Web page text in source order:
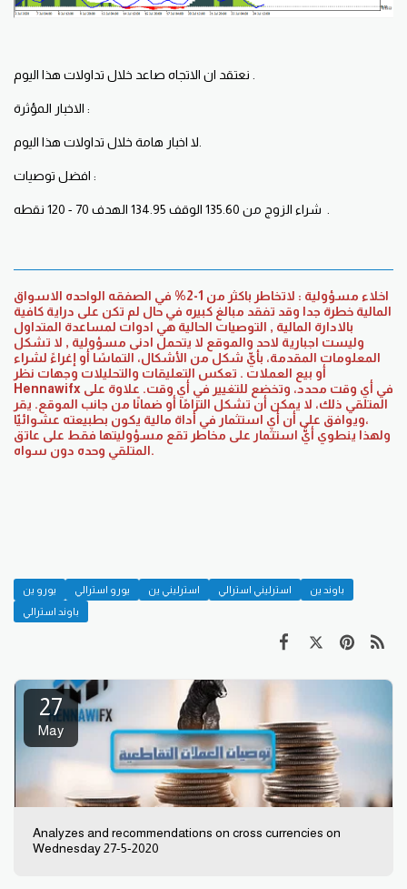
نعتقد ان الاتجاه صاعد خلال تداولات هذا اليوم .
الاخبار المؤثرة :
لا اخبار هامة خلال تداولات هذا اليوم.
افضل توصيات :
شراء الزوج من 135.60 الوقف 134.95 الهدف 70 - 120 نقطه .
اخلاء مسؤولية : لاتخاطر باكثر من 1-2% في الصفقه الواحده الاسواق
المالية خطرة جدا وقد تفقد مبالغ كبيره في حال لم تكن على دراية كافية
بالادارة المالية , التوصيات الحالية هي ادوات لمساعدة المتداول
وليست اجبارية لاحد والموقع لا يتحمل ادنى مسؤولية , لا تشكل
المعلومات المقدمة، بأيِّ شكل من الأشكال، التماسًا أو إغراءً لشراء
أو بيع العملات . تعكس التعليقات والتحليلات وجهات نظر
Hennawifx في أي وقت محدد، وتخضع للتغيير في أي وقت. علاوة على
ذلك، لا يمكن أن تشكل التزامًا أو ضمانًا من جانب الموقع. يقر ‎المتلقي
ويوافق على أن أي استثمار في أداة مالية يكون بطبيعته عشوائيّا،
المتلقي وحده دون سواه.
يورو ين يورو استرالي استرليني ين استرليني استرالي
باوند ين
باوند استرالي
27
May
Analyzes and recommendations on cross currencies on
Wednesday 27-5-2020